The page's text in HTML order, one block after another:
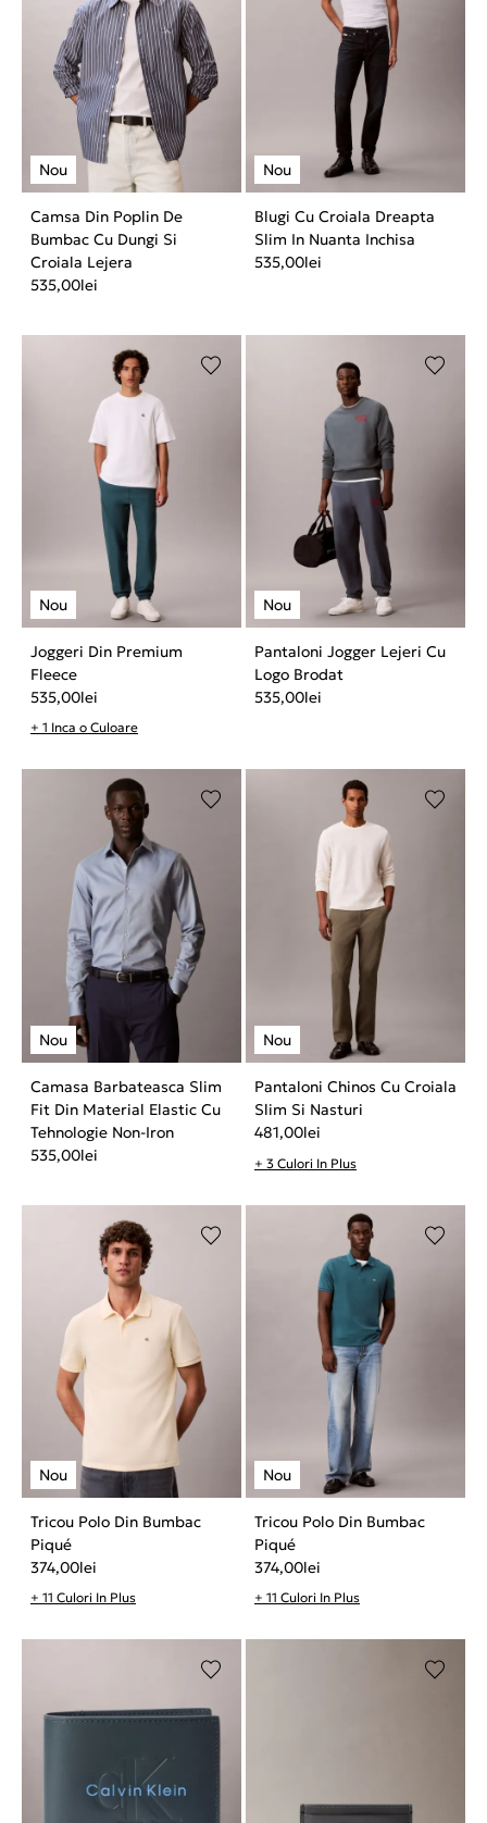
Camsa Din Poplin De
Bumbac Cu Dungi Si
Croiala Lejera
535,00lei
Blugi Cu Croiala Dreapta
Slim In Nuanta Inchisa
535,00lei
Joggeri Din Premium
Fleece
535,00lei
+ 1 Inca o Culoare
Pantaloni Jogger Lejeri Cu
Logo Brodat
535,00lei
Camasa Barbateasca Slim
Fit Din Material Elastic Cu
Tehnologie Non-Iron
535,00lei
Pantaloni Chinos Cu Croiala
Slim Si Nasturi
481,00lei
+ 3 Culori In Plus
Tricou Polo Din Bumbac
Piqué
374,00lei
+ 11 Culori In Plus
Tricou Polo Din Bumbac
Piqué
374,00lei
+ 11 Culori In Plus